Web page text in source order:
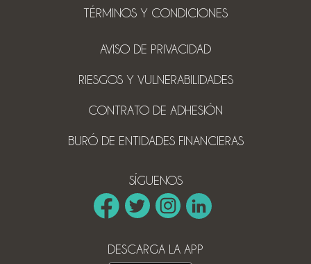
TÉRMINOS Y CONDICIONES
AVISO DE PRIVACIDAD
RIESGOS Y VULNERABILIDADES
CONTRATO DE ADHESIÓN
BURÓ DE ENTIDADES FINANCIERAS
SÍGUENOS
DESCARGA LA APP